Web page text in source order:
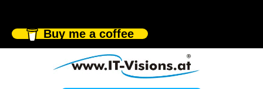
Buy me a coffee